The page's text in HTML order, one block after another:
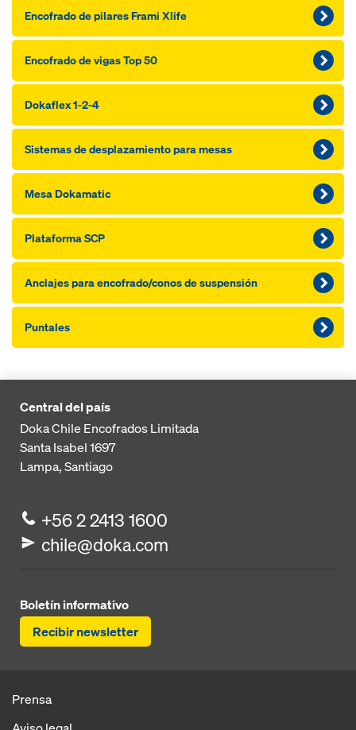
Encofrado de pilares Frami Xlife
Encofrado de vigas Top 50
Dokaflex 1-2-4
Sistemas de desplazamiento para mesas
Mesa Dokamatic
Plataforma SCP
Anclajes para encofrado/conos de suspensión
Puntales
Central del país
Doka Chile Encofrados Limitada
Santa Isabel 1697
Lampa, Santiago
+56 2 2413 1600
chile@doka.com
Boletín informativo
Recibir newsletter
Prensa